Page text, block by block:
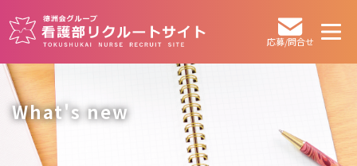
応募/問合せ
What's new